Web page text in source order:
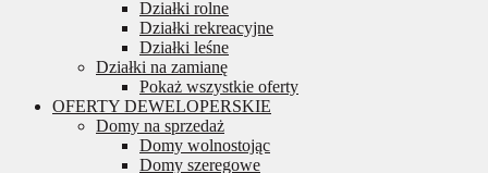
Działki rolne
Działki rekreacyjne
Działki leśne
Działki na zamianę
Pokaż wszystkie oferty
OFERTY DEWELOPERSKIE
Domy na sprzedaż
Domy wolnostojąc
Domy szeregowe